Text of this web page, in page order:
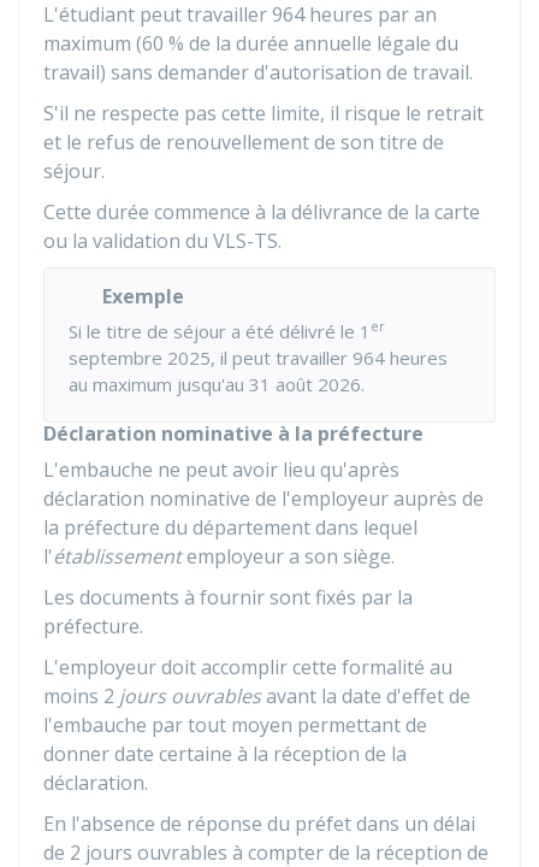
L'étudiant peut travailler 964 heures par an
maximum (60 % de la durée annuelle légale du
travail) sans demander d'autorisation de travail.
S'il ne respecte pas cette limite, il risque le retrait
et le refus de renouvellement de son titre de
séjour.
Cette durée commence à la délivrance de la carte
ou la validation du VLS-TS.
Exemple
Si le titre de séjour a été délivré le 1 er
septembre 2025, il peut travailler 964 heures
au maximum jusqu'au 31 août 2026.
Déclaration nominative à la préfecture
L'embauche ne peut avoir lieu qu'après
déclaration nominative de l'employeur auprès de
la préfecture du département dans lequel
l'établissementemployeur a son siège.
Les documents à fournir sont fixés par la
préfecture.
L'employeur doit accomplir cette formalité au
moins 2 jours ouvrablesavant la date d'effet de
l'embauche par tout moyen permettant de
donner date certaine à la réception de la
déclaration.
En l'absence de réponse du préfet dans un délai
de 2 jours ouvrables à compter de la réception de